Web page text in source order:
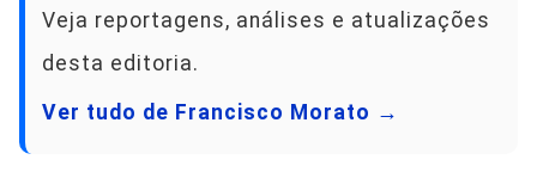
Veja reportagens, análises e atualizações
desta editoria.
Ver tudo de Francisco Morato →